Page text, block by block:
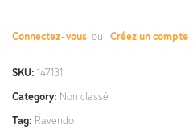
Connectez-vous ou Créez un compte
SKU: 147131
Category: Non classé
Tag: Ravendo